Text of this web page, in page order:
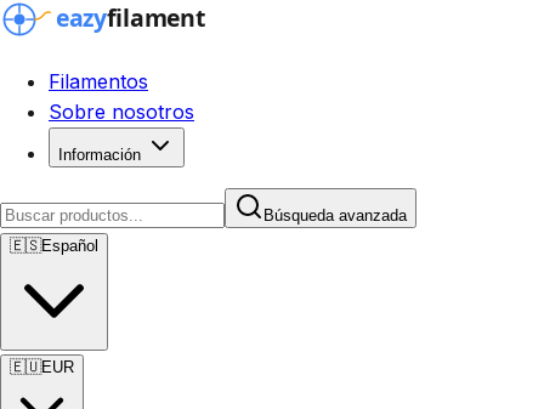
Filamentos
Sobre nosotros
Información
Búsqueda avanzada
🇪🇸Español
🇪🇺EUR